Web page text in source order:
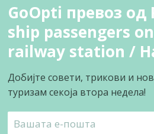
GoOpti превоз од
ship passengers
railway station /
Добијте совети, трикови и
туризам секоја втора недела!